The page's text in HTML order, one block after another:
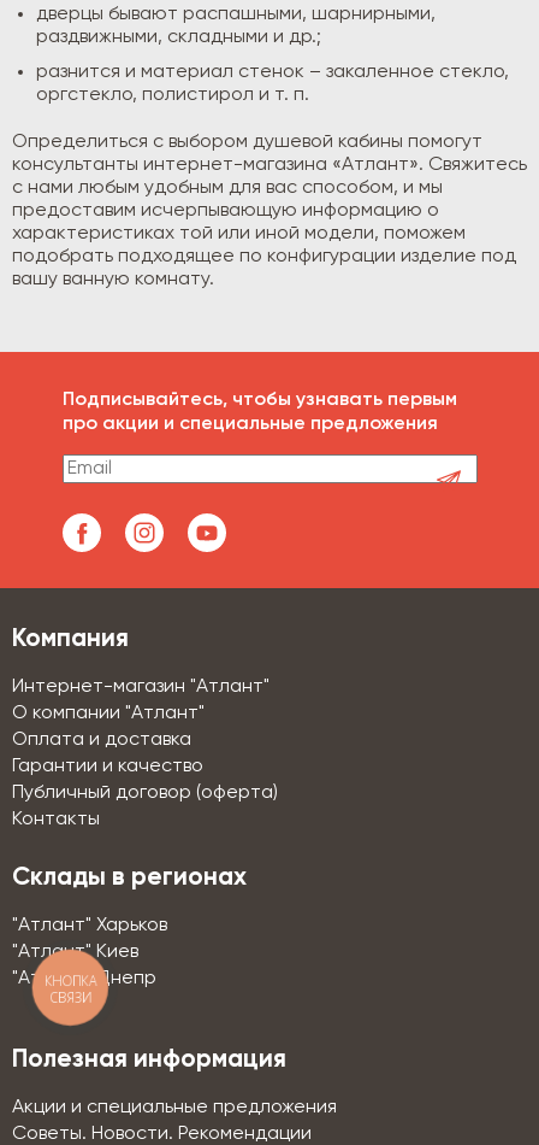
дверцы бывают распашными, шарнирными,
раздвижными, складными и др.;
разнится и материал стенок – закаленное стекло,
оргстекло, полистирол и т. п.
Определиться с выбором душевой кабины помогут
консультанты интернет-магазина «Атлант». Свяжитесь
с нами любым удобным для вас способом, и мы
предоставим исчерпывающую информацию о
характеристиках той или иной модели, поможем
подобрать подходящее по конфигурации изделие под
вашу ванную комнату.
Подписывайтесь, чтобы узнавать первым
про акции и специальные предложения
Компания
Интернет-магазин "Атлант"
О компании "Атлант"
Оплата и доставка
Гарантии и качество
Публичный договор (оферта)
Контакты
Склады в регионах
"Атлант" Харьков
"Атлант" Киев
"Атлант" Днепр
Полезная информация
Акции и специальные предложения
Советы. Новости. Рекомендации
КНОПКА
СВЯЗИ